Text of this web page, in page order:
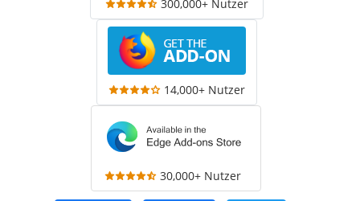
300,000+ Nutzer
14,000+ Nutzer
30,000+ Nutzer